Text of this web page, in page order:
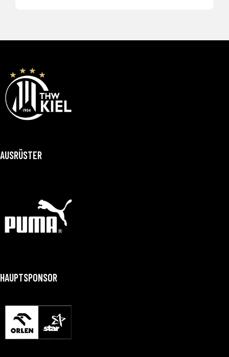
AUSRÜSTER
HAUPTSPONSOR